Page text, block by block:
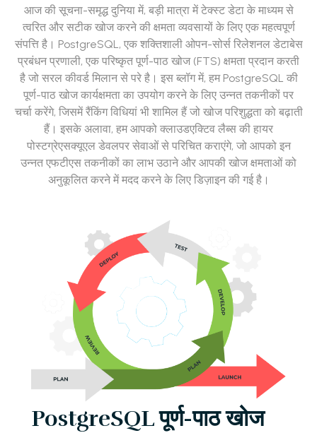
आज की सूचना-समृद्ध दुनिया में, बड़ी मात्रा में टेक्स्ट डेटा के माध्यम से
त्वरित और सटीक खोज करने की क्षमता व्यवसायों के लिए एक महत्वपूर्ण
संपत्ति है। PostgreSQL, एक शक्तिशाली ओपन-सोर्स रिलेशनल डेटाबेस
प्रबंधन प्रणाली, एक परिष्कृत पूर्ण-पाठ खोज (FTS) क्षमता प्रदान करती
है जो सरल कीवर्ड मिलान से परे है। इस ब्लॉग में, हम PostgreSQL की
पूर्ण-पाठ खोज कार्यक्षमता का उपयोग करने के लिए उन्नत तकनीकों पर
चर्चा करेंगे, जिसमें रैंकिंग विधियां भी शामिल हैं जो खोज परिशुद्धता को बढ़ाती
हैं। इसके अलावा, हम आपको क्लाउडएक्टिव लैब्स की हायर
पोस्टग्रेएसक्यूएल डेवलपर सेवाओं से परिचित कराएंगे, जो आपको इन
उन्नत एफटीएस तकनीकों का लाभ उठाने और आपकी खोज क्षमताओं को
अनुकूलित करने में मदद करने के लिए डिज़ाइन की गई है।
PostgreSQL पूर्ण-पाठ खोज